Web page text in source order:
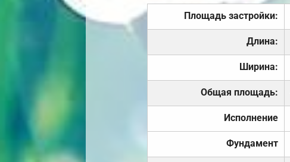
Площадь застройки:
Длина:
Ширина:
Общая площадь:
Исполнение
Фундамент